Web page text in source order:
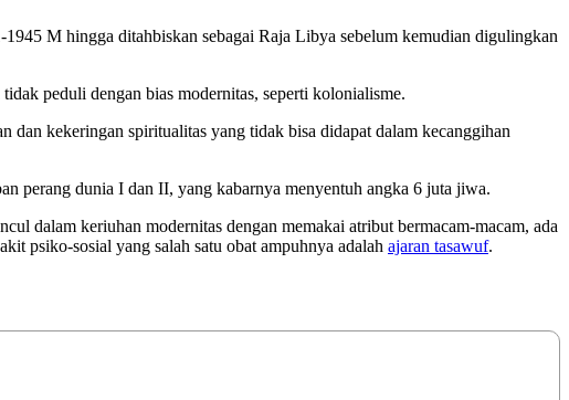
M hingga ditahbiskan sebagai Raja Libya sebelum kemudian digulingkan
peduli dengan bias modernitas, seperti kolonialisme.
dan kekeringan spiritualitas yang tidak bisa didapat dalam kecanggihan
perang dunia I dan II, yang kabarnya menyentuh angka 6 juta jiwa.
dalam keriuhan modernitas dengan memakai atribut bermacam-macam, ada
psiko-sosial yang salah satu obat ampuhnya adalah ajaran tasawuf.